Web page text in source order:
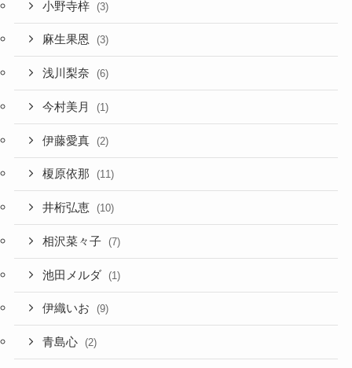
小野寺梓 (3)
麻生果恩 (3)
浅川梨奈 (6)
今村美月 (1)
伊藤愛真 (2)
榎原依那 (11)
井桁弘恵 (10)
相沢菜々子 (7)
池田メルダ (1)
伊織いお (9)
青島心 (2)